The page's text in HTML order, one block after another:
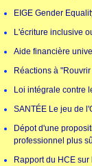
EIGE Gender
L'écriture inclusive
Aide financière
Réactions à
Loi intégrale contre
SANTÉE Le jeu de
Dépot d'une
professionnel plus
Rapport du HCE